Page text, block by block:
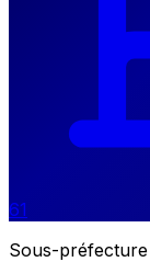
61
Sous-préfecture